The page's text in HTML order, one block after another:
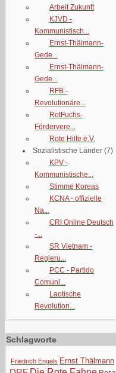
Arbeit Zukunft
KJVD -
Kommunistisch...
Ernst-Thälmann-
Gede...
Ernst-Thälmann-
Gede...
RFB -
Revolutionäre...
RotFuchs-
Fördervere...
Rote Hilfe e.V.
Sozialistische Länder (7)
KPV -
Kommunistische...
Stimme Koreas
KCNA - offizielle
Na...
CRI Online Deutsch
-...
SR Vietnam -
Regieru...
PCC - Partido
Comuni...
Laotische
Revolution...
Schlagworte
Friedrich Engels Ernst Thälmann